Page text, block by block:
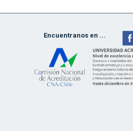
Encuentranos en ...